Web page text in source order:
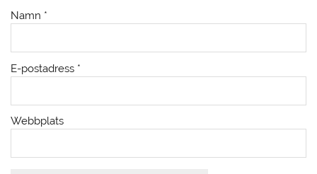
Namn *
E-postadress *
Webbplats